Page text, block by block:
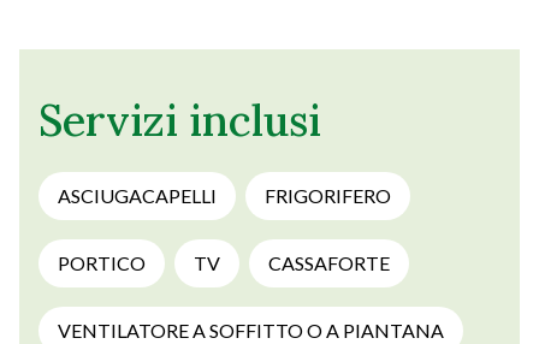
Servizi inclusi
ASCIUGACAPELLI FRIGORIFERO
PORTICO TV CASSAFORTE
VENTILATORE A SOFFITTO O A PIANTANA